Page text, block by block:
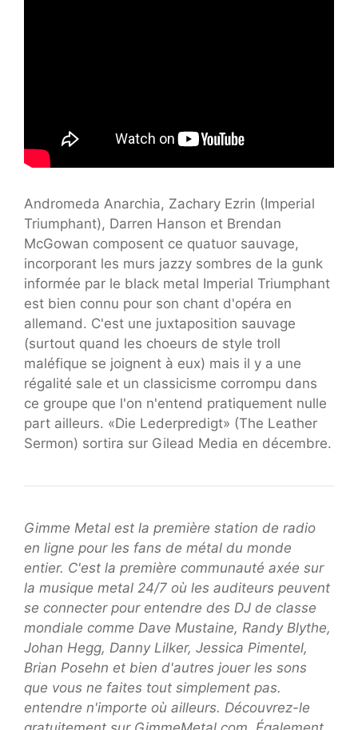
Andromeda Anarchia, Zachary Ezrin (Imperial
Triumphant), Darren Hanson et Brendan
McGowan composent ce quatuor sauvage,
incorporant les murs jazzy sombres de la gunk
informée par le black metal Imperial Triumphant
est bien connu pour son chant d'opéra en
allemand. C'est une juxtaposition sauvage
(surtout quand les choeurs de style troll
maléfique se joignent à eux) mais il y a une
régalité sale et un classicisme corrompu dans
ce groupe que l'on n'entend pratiquement nulle
part ailleurs. «Die Lederpredigt» (The Leather
Sermon) sortira sur Gilead Media en décembre.
Gimme Metal est la première station de radio
en ligne pour les fans de métal du monde
entier. C'est la première communauté axée sur
la musique metal 24/7 où les auditeurs peuvent
se connecter pour entendre des DJ de classe
mondiale comme Dave Mustaine, Randy Blythe,
Johan Hegg, Danny Lilker, Jessica Pimentel,
Brian Posehn et bien d'autres jouer les sons
que vous ne faites tout simplement pas.
entendre n'importe où ailleurs. Découvrez-le